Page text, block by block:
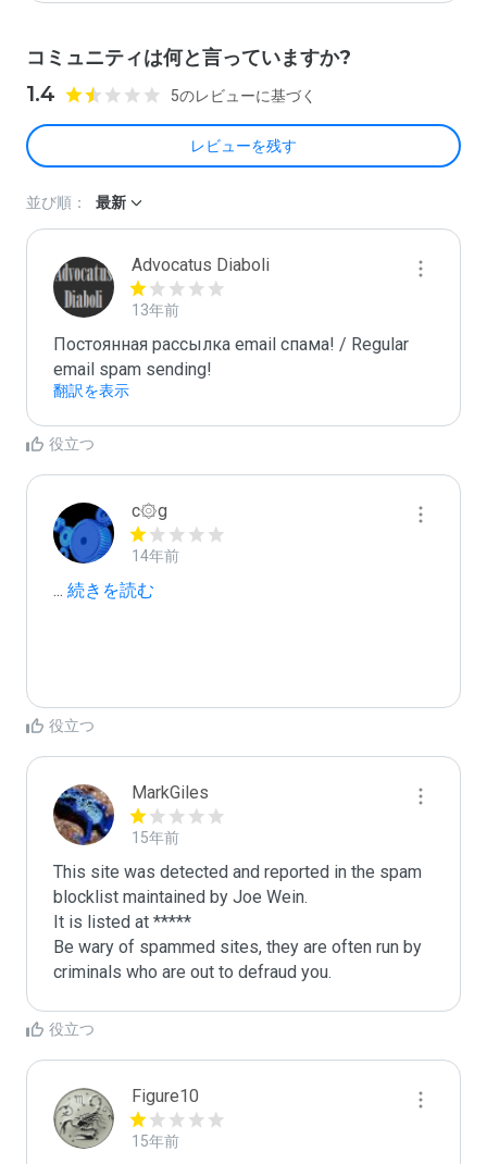
コミュニティは何と言っていますか?
1.4 5のレビューに基づく
レビューを残す
並び順： 最新
Advocatus Diaboli
13年前
Постоянная рассылка email спама! / Regular
email spam sending!
翻訳を表示
役立つ
c۞g
14年前
... 続きを読む
役立つ
MarkGiles
15年前
This site was detected and reported in the spam
blocklist maintained by Joe Wein.
It is listed at *****
Be wary of spammed sites, they are often run by
criminals who are out to defraud you.
役立つ
Figure10
15年前